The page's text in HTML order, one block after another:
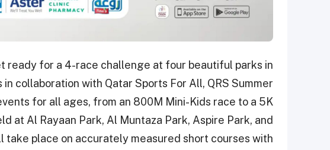
ready for a 4-race challenge at four beautiful parks in
collaboration with Qatar Sports For All, QRS Summer
for all ages, from an 800M Mini-Kids race to a 5K
at Al Rayaan Park, Al Muntaza Park, ​Aspire Park, and
take place on accurately measured short courses with